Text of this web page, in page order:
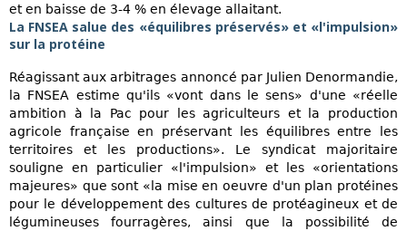
et en baisse de 3-4 % en élevage allaitant.
La FNSEA salue des «équilibres préservés» et «l'impulsion»
sur la protéine
Réagissant aux arbitrages annoncé par Julien Denormandie,
la FNSEA estime qu'ils «vont dans le sens» d'une «réelle
ambition à la Pac pour les agriculteurs et la production
agricole française en préservant les équilibres entre les
territoires et les productions». Le syndicat majoritaire
souligne en particulier «l'impulsion» et les «orientations
majeures» que sont «la mise en oeuvre d'un plan protéines
pour le développement des cultures de protéagineux et de
légumineuses fourragères, ainsi que la possibilité de